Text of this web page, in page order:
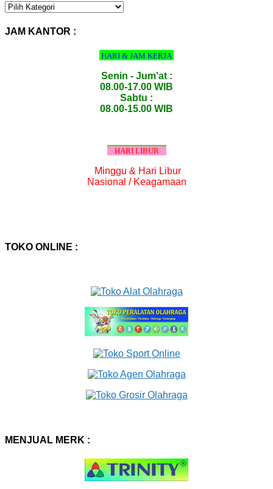
KATEGORI
JAM KANTOR :
HARI & JAM KERJA
Senin - Jum'at :
08.00-17.00 WIB
Sabtu :
08.00-15.00 WIB
HARI LIBUR
Minggu & Hari Libur
Nasional / Keagamaan
TOKO ONLINE :
MENJUAL MERK :